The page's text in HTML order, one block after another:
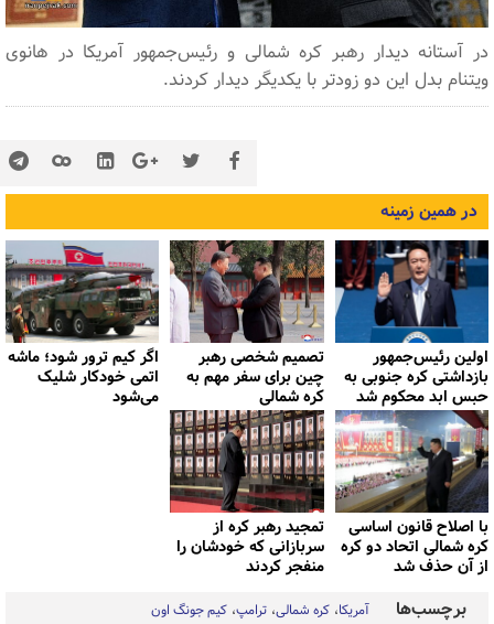
در آستانه دیدار رهبر کره شمالی و رئیس‌جمهور آمریکا در هانوی
ویتنام بدل این دو زودتر با یکدیگر دیدار کردند.
در همین زمینه
اولین رئیس‌جمهور
بازداشتی کره جنوبی به
حبس ابد محکوم شد
تصمیم شخصی رهبر
چین برای سفر مهم به
کره شمالی
اگر کیم ترور شود؛ ماشه
اتمی خودکار شلیک
می‌شود
با اصلاح قانون اساسی
کره شمالی اتحاد دو کره
از آن حذف شد
تمجید رهبر کره از
سربازانی که خودشان را
منفجر کردند
برچسب‌ها آمریکا کره شمالی ترامپ کیم جونگ اون